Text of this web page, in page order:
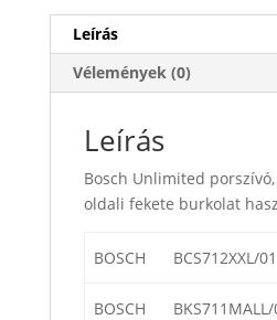
Leírás
Vélemények (0)
Leírás
Bosch Unlimited
oldali fekete burkolat
BOSCH BCS712XXL/01
BOSCH BKS711MALL/